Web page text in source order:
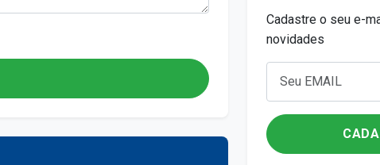
Cadastre o seu e-
novidades